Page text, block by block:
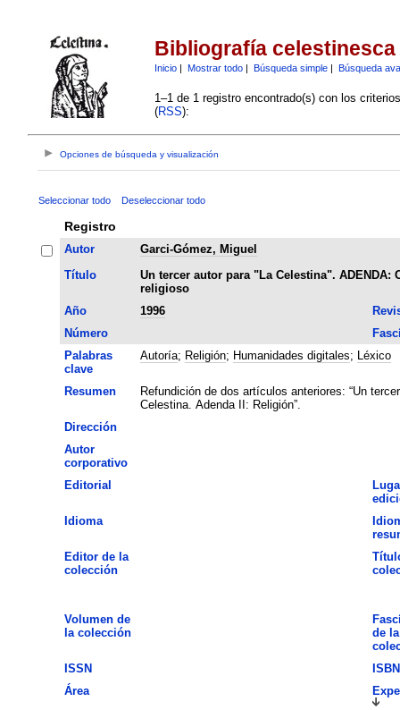
Bibliografía celestinesca
Inicio| Mostrar todo| Búsqueda simple| Búsqueda
1–1 de 1 registro encontrado(s) con los
(RSS):
Opciones de búsqueda y visualización
Seleccionar todo Deseleccionar todo
Registro
Autor
Garci-Gómez, Miguel
Título
Un tercer autor para "La Celestina". ADENDA:
religioso
Año
1996
Número
Palabras
clave
Autoría; Religión; Humanidades digitales; Léxico
Resumen
Refundición de dos artículos anteriores: “Un
Celestina. Adenda II: Religión”.
Dirección
Autor
corporativo
Editorial
Idioma
Editor de la
colección
Volumen de
la colección
de la
ISSN
ISBN
Área